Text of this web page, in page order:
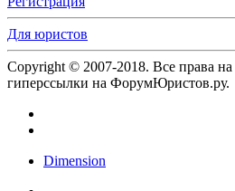
Для юристов
Copyright © 2007-2018. Все права
гиперссылки на ФорумЮристов.ру.
Dimension